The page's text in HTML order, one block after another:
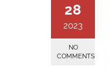
28
2023
NO
COMMENTS